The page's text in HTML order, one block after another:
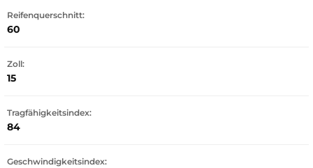
Reifenquerschnitt:
60
Zoll:
15
Tragfähigkeitsindex:
84
Geschwindigkeitsindex: